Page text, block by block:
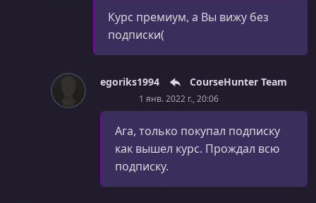
00:04:25
Git: MacOS Installation [Day 12]
Git: Windows Installation [Day 12]
00:04:35
Understanding the Git Basics [Day 12]
00:18:52
Initializing the Repository & Creating our First Commit
Курс премиум, а Вы вижу без
подписки(
egoriks1994 CourseHunter Team
1 янв. 2022 г., 20:06
Ага, только покупал подписку
как вышел курс. Прождал всю
подписку.